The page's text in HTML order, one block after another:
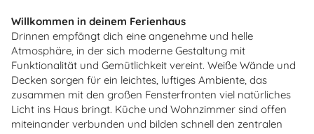
Willkommen in deinem Ferienhaus
Drinnen empfängt dich eine angenehme und helle
Atmosphäre, in der sich moderne Gestaltung mit
Funktionalität und Gemütlichkeit vereint. Weiße Wände und
Decken sorgen für ein leichtes, luftiges Ambiente, das
zusammen mit den großen Fensterfronten viel natürliches
Licht ins Haus bringt. Küche und Wohnzimmer sind offen
miteinander verbunden und bilden schnell den zentralen